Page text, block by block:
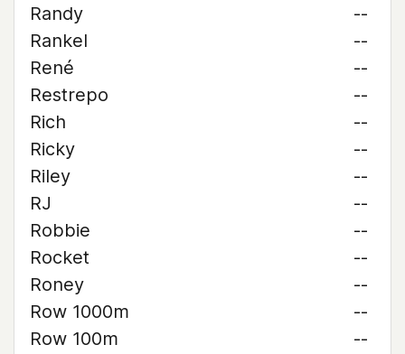
Randy
--
Rankel
--
René
--
Restrepo
--
Rich
--
Ricky
--
Riley
--
RJ
--
Robbie
--
Rocket
--
Roney
--
Row 1000m
--
Row 100m
--